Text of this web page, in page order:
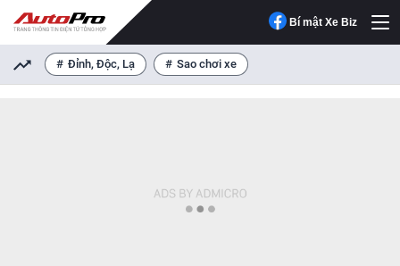
Bí mật Xe Biz
Đỉnh, Độc, Lạ Sao chơi xe